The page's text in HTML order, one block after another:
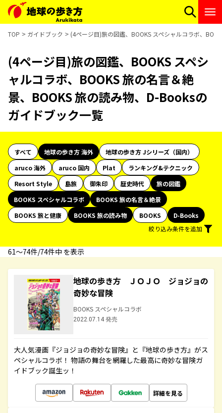
TOP ガイドブック (4ページ目)旅の図鑑、BOOKS スペシャルコラボ、
(4ページ目)旅の図鑑、BOOKS スペシ
ャルコラボ、BOOKS 旅の名言＆絶
景、BOOKS 旅の読み物、D-Booksの
ガイドブック一覧
すべて 地球の歩き方 海外
地球の歩き方 Jシリーズ（国内）
aruco 海外
aruco 国内 Plat
ランキング&テクニック
Resort Style
島旅 御朱印 歴史時代
旅の図鑑
BOOKS スペシャルコラボ
BOOKS 旅の名言＆絶景
BOOKS 旅と健康
BOOKS 旅の読み物 BOOKS
D-Books
絞り込み条件を追加
61〜74件/74件中 を表示
地球の歩き方 ＪＯＪＯ ジョジョの
奇妙な冒険
BOOKS スペシャルコラボ
2022.07.14 発売
大人気漫画『ジョジョの奇妙な冒険』と『地球の歩き方』がス
ペシャルコラボ！ 物語の舞台を網羅した最高に奇妙な冒険ガ
イドブック誕生ッ！
詳細を見る